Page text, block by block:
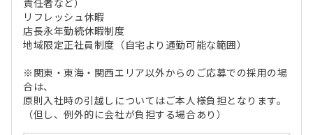
責任者など）
リフレッシュ休暇
店長永年勤続休暇制度
地域限定正社員制度（自宅より通勤可能な範囲）
※関東・東海・関西エリア以外からのご応募での採用の場
合は、
原則入社時の引越しについてはご本人様負担となります。
（但し、例外的に会社が負担する場合あり）